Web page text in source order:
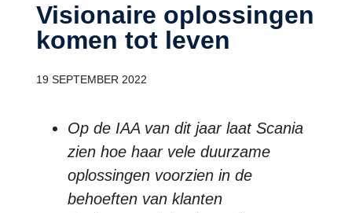
Visionaire oplossingen
komen tot leven
19 SEPTEMBER 2022
Op de IAA van dit jaar laat Scania
zien hoe haar vele duurzame
oplossingen voorzien in de
behoeften van klanten